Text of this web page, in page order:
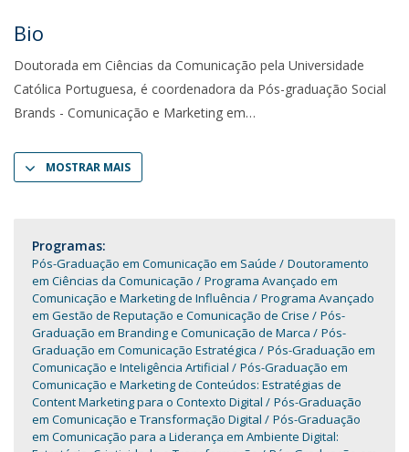
Bio
Doutorada em Ciências da Comunicação pela Universidade
Católica Portuguesa, é coordenadora da Pós-graduação Social
Brands - Comunicação e Marketing em
MOSTRAR MAIS
Programas:
Pós-Graduação em Comunicação em Saúde
Doutoramento
em Ciências da Comunicação
Programa Avançado em
Comunicação e Marketing de Influência
Programa Avançado
em Gestão de Reputação e Comunicação de Crise
Pós-
Graduação em Branding e Comunicação de Marca
Pós-
Graduação em Comunicação Estratégica
Pós-Graduação em
Comunicação e Inteligência Artificial
Pós-Graduação em
Comunicação e Marketing de Conteúdos: Estratégias de
Content Marketing para o Contexto Digital
Pós-Graduação
em Comunicação e Transformação Digital
Pós-Graduação
em Comunicação para a Liderança em Ambiente Digital: